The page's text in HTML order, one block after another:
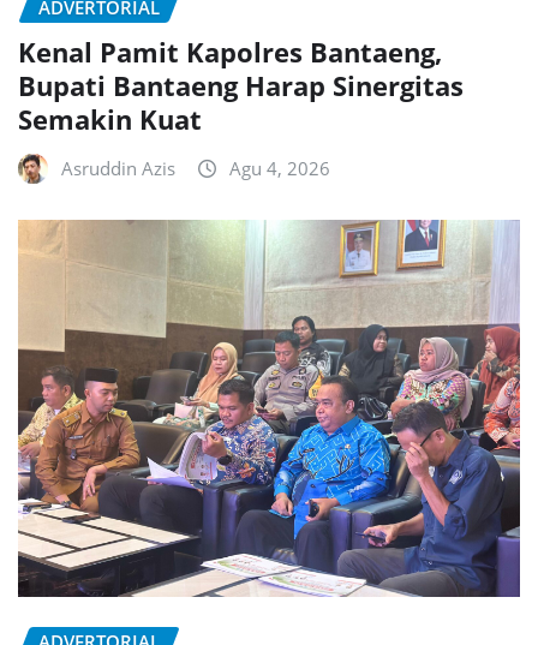
ADVERTORIAL
Kenal Pamit Kapolres Bantaeng,
Bupati Bantaeng Harap Sinergitas
Semakin Kuat
Asruddin Azis Agu 4, 2026